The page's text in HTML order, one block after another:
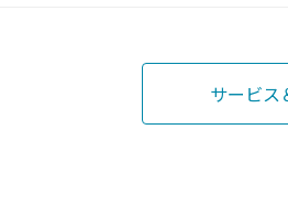
サービス